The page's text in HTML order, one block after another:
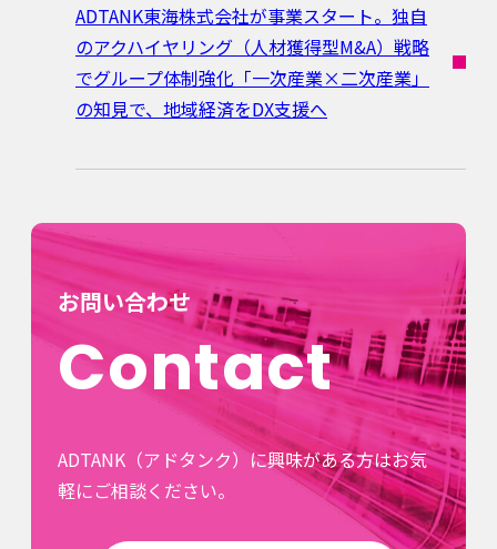
ADTANK東海株式会社が事業スタート。独自
のアクハイヤリング（人材獲得型M&A）戦略
でグループ体制強化「一次産業×二次産業」
の知見で、地域経済をDX支援へ
お問い合わせ
Contact
ADTANK（アドタンク）に興味がある方はお気
軽にご相談ください。